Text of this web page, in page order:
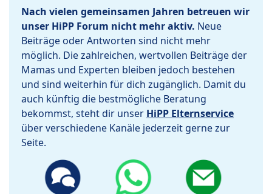
Nach vielen gemeinsamen Jahren betreuen wir
unser HiPP Forum nicht mehr aktiv. Neue
Beiträge oder Antworten sind nicht mehr
möglich. Die zahlreichen, wertvollen Beiträge der
Mamas und Experten bleiben jedoch bestehen
und sind weiterhin für dich zugänglich. Damit du
auch künftig die bestmögliche Beratung
bekommst, steht dir unser HiPP Elternservice
über verschiedene Kanäle jederzeit gerne zur
Seite.